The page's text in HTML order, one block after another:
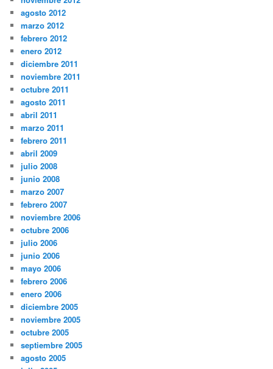
agosto 2012
marzo 2012
febrero 2012
enero 2012
diciembre 2011
noviembre 2011
octubre 2011
agosto 2011
abril 2011
marzo 2011
febrero 2011
abril 2009
julio 2008
junio 2008
marzo 2007
febrero 2007
noviembre 2006
octubre 2006
julio 2006
junio 2006
mayo 2006
febrero 2006
enero 2006
diciembre 2005
noviembre 2005
octubre 2005
septiembre 2005
agosto 2005